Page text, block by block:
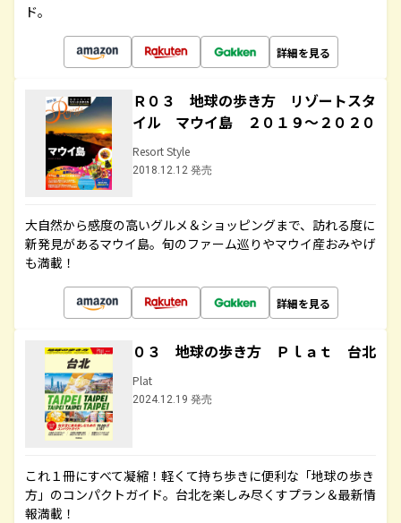
ド。
詳細を見る
Ｒ０３ 地球の歩き方 リゾートスタ
イル マウイ島 ２０１９～２０２０
Resort Style
2018.12.12 発売
大自然から感度の高いグルメ＆ショッピングまで、訪れる度に
新発見があるマウイ島。旬のファーム巡りやマウイ産おみやげ
も満載！
詳細を見る
０３ 地球の歩き方 Ｐｌａｔ 台北
Plat
2024.12.19 発売
これ１冊にすべて凝縮！軽くて持ち歩きに便利な「地球の歩き
方」のコンパクトガイド。台北を楽しみ尽くすプラン＆最新情
報満載！